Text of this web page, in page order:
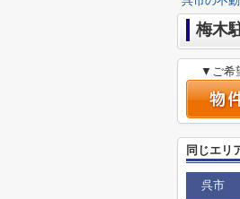
梅木
▼ご希
同じエリ
呉市